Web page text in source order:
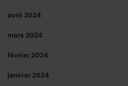
avril 2024
mars 2024
février 2024
janvier 2024